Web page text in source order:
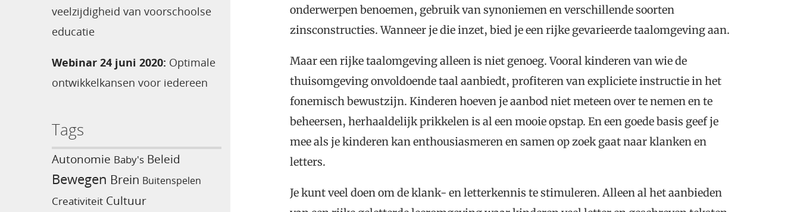
veelzijdigheid van voorschoolse
educatie
Webinar 24 juni 2020: Optimale
ontwikkelkansen voor iedereen
Tags
Autonomie Baby's Beleid
Bewegen Brein Buitenspelen
Creativiteit Cultuur
onderwerpen benoemen, gebruik van synoniemen en verschillende soorten
zinsconstructies. Wanneer je die inzet, bied je een rijke gevarieerde taalomgeving aan.
Maar een rijke taalomgeving alleen is niet genoeg. Vooral kinderen van wie de
thuisomgeving onvoldoende taal aanbiedt, profiteren van expliciete instructie in het
fonemisch bewustzijn. Kinderen hoeven je aanbod niet meteen over te nemen en te
beheersen, herhaaldelijk prikkelen is al een mooie opstap. En een goede basis geef je
mee als je kinderen kan enthousiasmeren en samen op zoek gaat naar klanken en
letters.
Je kunt veel doen om de klank- en letterkennis te stimuleren. Alleen al het aanbieden